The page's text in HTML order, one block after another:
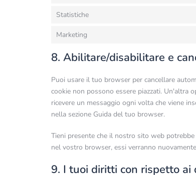
Statistiche
Marketing
8. Abilitare/disabilitare e
Puoi usare il tuo browser per cancellare
cookie non possono essere piazzati. Un'altra
ricevere un messaggio ogni volta che viene
nella sezione Guida del tuo browser.
Tieni presente che il nostro sito web
nel vostro browser, essi verranno
9. I tuoi diritti con rispetto ai